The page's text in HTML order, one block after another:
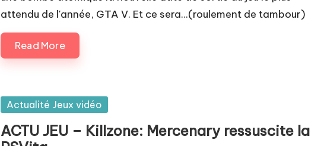
c
o
m
attendu de l'année, GTA V. Et ce sera...(roulement de tambour)
Read More
Posted
Actualité Jeux vidéo
ACTU JEU – Killzone: Mercenary ressuscite la